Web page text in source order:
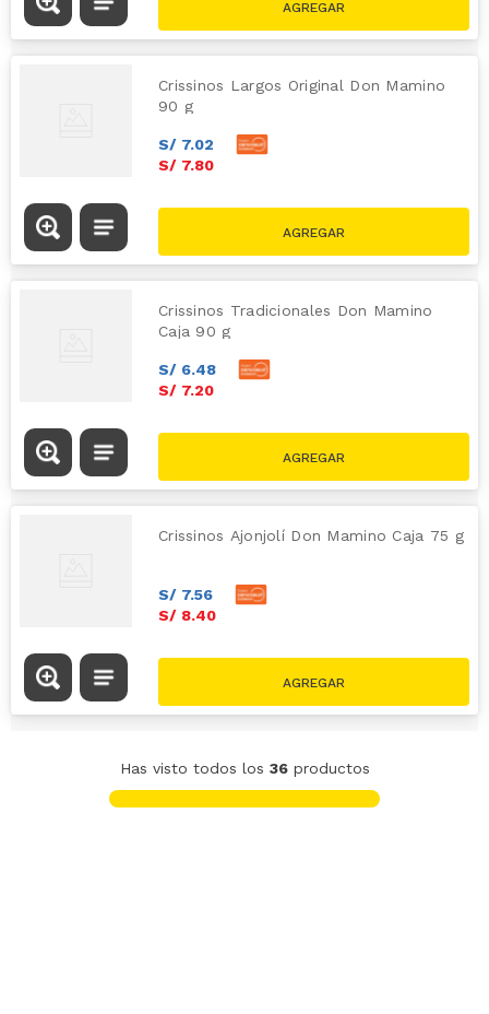
Crissinos Largos Original Don Mamino
90 g
S/ 7.02
S/ 7.80
Crissinos Tradicionales Don Mamino
Caja 90 g
S/ 6.48
S/ 7.20
Crissinos Ajonjolí Don Mamino Caja 75 g
S/ 7.56
S/ 8.40
Has visto todos los 36productos